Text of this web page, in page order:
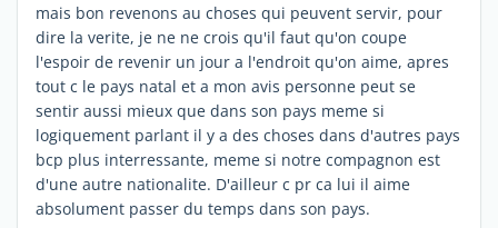
mais bon revenons au choses qui peuvent servir, pour
dire la verite, je ne ne crois qu'il faut qu'on coupe
l'espoir de revenir un jour a l'endroit qu'on aime, apres
tout c le pays natal et a mon avis personne peut se
sentir aussi mieux que dans son pays meme si
logiquement parlant il y a des choses dans d'autres pays
bcp plus interressante, meme si notre compagnon est
d'une autre nationalite. D'ailleur c pr ca lui il aime
absolument passer du temps dans son pays.